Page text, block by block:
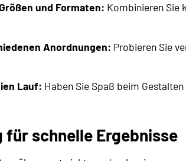
und Formaten: Kombinieren Sie
Anordnungen: Probieren Sie
Lauf: Haben Sie Spaß beim
für schnelle Ergebnisse